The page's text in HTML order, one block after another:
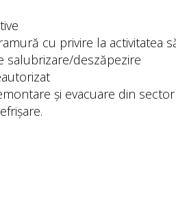
cu privire la activitatea
deszăpezire
și evacuare din